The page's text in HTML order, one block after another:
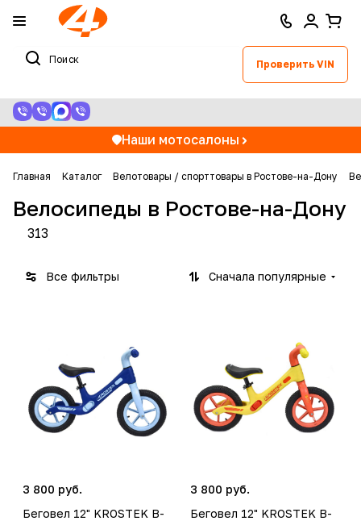
Проверить VIN
Наши мотосалоны
Главная Каталог Велотовары / спорттовары в Ростове-на-Дону
Велосипеды в Ростове-на-Дону
313
Все фильтры Сначала популярные
3 800 руб.
Беговел 12" KROSTEK B-
3 800 руб.
Беговел 12" KROSTEK B-